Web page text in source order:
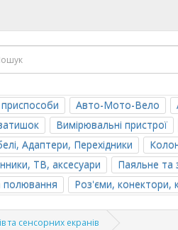
Авто-Мото-Вело
Вимірювальні пристрої
Адаптери, Перехідники
ТВ, аксесуари
Паяльне та
полювання Роз'єми, конектори,
та сенсорних екранів